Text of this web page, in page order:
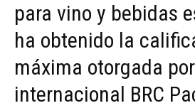
para vino y bebidas
ha obtenido la
máxima otorgada
internacional BRC